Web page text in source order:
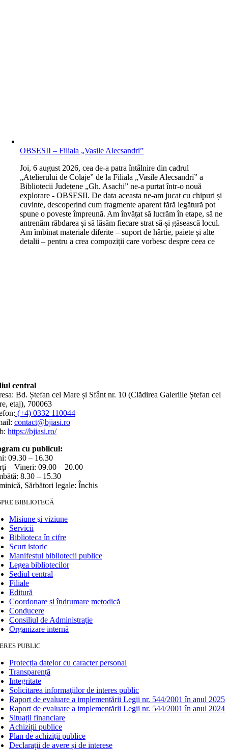
OBSESII – Filiala „Vasile Alecsandri”
Joi, 6 august 2026, cea de-a patra întâlnire din cadrul
„Atelierului de Colaje” de la Filiala „Vasile Alecsandri” a
Bibliotecii Județene „Gh. Asachi” ne-a purtat într-o nouă
explorare - OBSESII. De data aceasta ne-am jucat cu chipuri și
cuvinte, descoperind cum fragmente aparent fără legătură pot
spune o poveste împreună. Am învățat să lucrăm în etape, să ne
antrenăm răbdarea și să lăsăm fiecare strat să-și găsească locul.
Am îmbinat materiale diferite – suport de hârtie, paiete și alte
detalii – pentru a crea compoziții care vorbesc despre ceea ce
central
Bd. Ștefan cel Mare și Sfânt nr. 10 (Clădirea Galeriile Ștefan cel
etaj), 700063
(+4) 0332 110044
contact@bjiasi.ro
https://bjiasi.ro/
cu publicul:
09.30 – 16.30
– Vineri: 09.00 – 20.00
8.30 – 15.30
Sărbători legale: Închis
BIBLIOTECĂ
Misiune şi viziune
Servicii
Biblioteca în cifre
Scurt istoric
Manifestul bibliotecii publice
Legea bibliotecilor
Sediul central
Filiale
Editură
Coordonare și îndrumare metodică
Conducere
Consiliul de Administrație
Organizare internă
PUBLIC
Protecția datelor cu caracter personal
Transparență
Integritate
Solicitarea informaţiilor de interes public
Raport de evaluare a implementării Legii nr. 544/2001 în anul 2025
Raport de evaluare a implementării Legii nr. 544/2001 în anul 2024
Situații financiare
Achiziții publice
Plan de achiziţii publice
Declarații de avere și de interese